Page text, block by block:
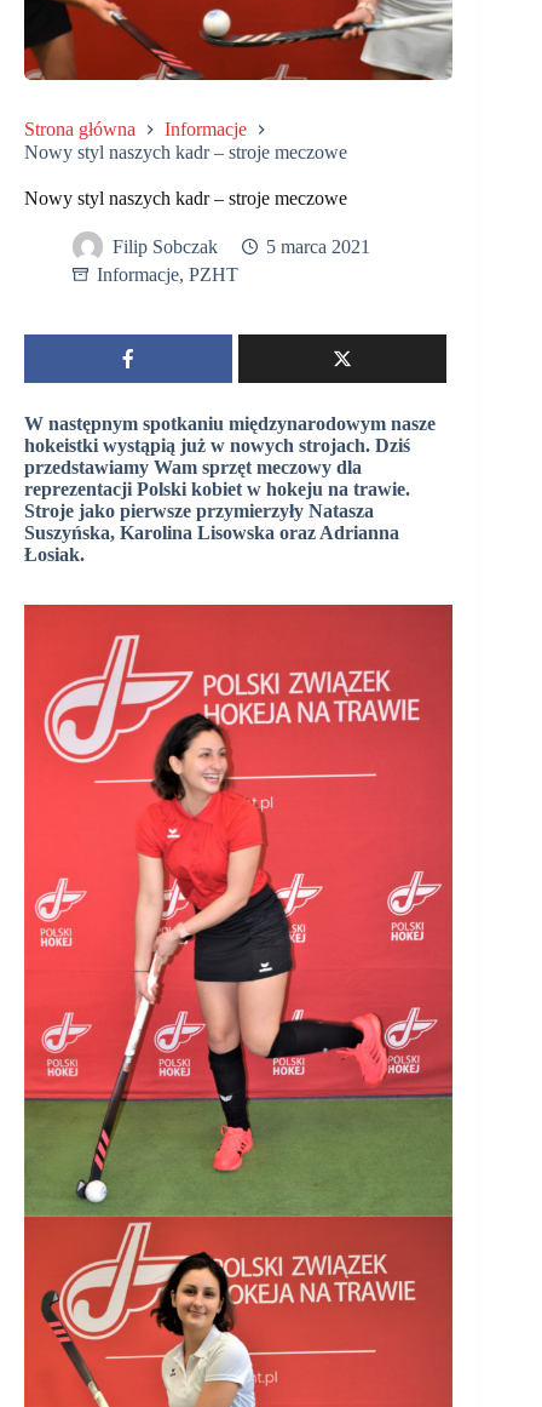
Strona główna
Informacje
Nowy styl naszych kadr – stroje meczowe
Nowy styl naszych kadr – stroje meczowe
Filip Sobczak
5 marca 2021
Informacje, PZHT
W następnym spotkaniu międzynarodowym nasze
hokeistki wystąpią już w nowych strojach. Dziś
przedstawiamy Wam sprzęt meczowy dla
reprezentacji Polski kobiet w hokeju na trawie.
Stroje jako pierwsze przymierzyły Natasza
Suszyńska, Karolina Lisowska oraz Adrianna
Łosiak.